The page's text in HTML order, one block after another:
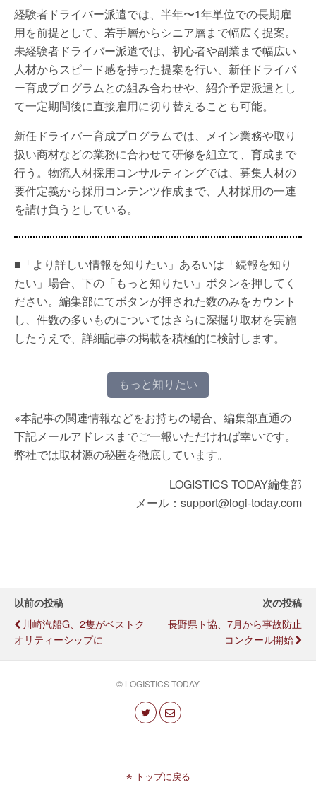
経験者ドライバー派遣では、半年〜1年単位での長期雇
⽤を前提として、若手層からシニア層まで幅広く提案。
未経験者ドライバー派遣では、初心者や副業まで幅広い
人材からスピード感を持った提案を行い、新任ドライバ
ー育成プログラムとの組み合わせや、紹介予定派遣とし
て一定期間後に直接雇用に切り替えることも可能。
新任ドライバー育成プログラムでは、メイン業務や取り
扱い商材などの業務に合わせて研修を組立て、育成まで
行う。物流人材採用コンサルティングでは、募集人材の
要件定義から採用コンテンツ作成まで、人材採用の一連
を請け負うとしている。
■「より詳しい情報を知りたい」あるいは「続報を知り
たい」場合、下の「もっと知りたい」ボタンを押してく
ださい。編集部にてボタンが押された数のみをカウント
し、件数の多いものについてはさらに深掘り取材を実施
したうえで、詳細記事の掲載を積極的に検討します。
もっと知りたい
※本記事の関連情報などをお持ちの場合、編集部直通の
下記メールアドレスまでご一報いただければ幸いです。
弊社では取材源の秘匿を徹底しています。
LOGISTICS TODAY編集部
メール：support@logi-today.com
以前の投稿
川崎汽船G、2隻がベストク
オリティーシップに
次の投稿
長野県ト協、7月から事故防止
コンクール開始
© LOGISTICS TODAY
トップに戻る